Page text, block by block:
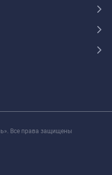
Все права защищены